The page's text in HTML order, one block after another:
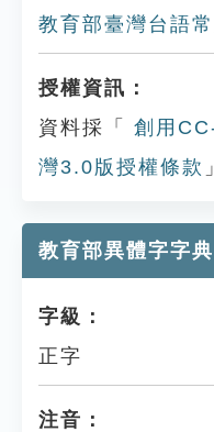
教育部臺灣台語
授權資訊：
資料採「
創用
灣3.0版授權條款
教育部異體字字典
字級：
正字
注音：